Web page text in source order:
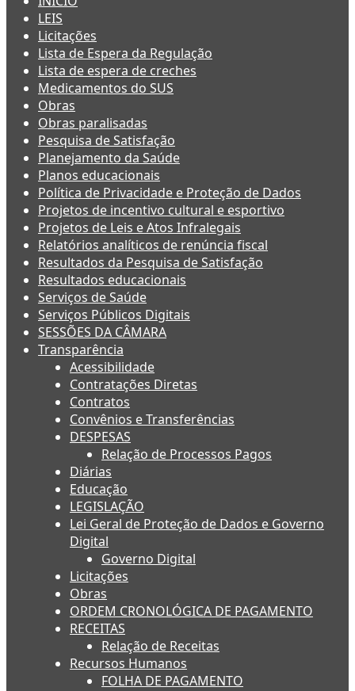
LEIS
Licitações
Lista de Espera da Regulação
Lista de espera de creches
Medicamentos do SUS
Obras
Obras paralisadas
Pesquisa de Satisfação
Planejamento da Saúde
Planos educacionais
Política de Privacidade e Proteção de Dados
Projetos de incentivo cultural e esportivo
Projetos de Leis e Atos Infralegais
Relatórios analíticos de renúncia fiscal
Resultados da Pesquisa de Satisfação
Resultados educacionais
Serviços de Saúde
Serviços Públicos Digitais
SESSÕES DA CÂMARA
Transparência
Acessibilidade
Contratações Diretas
Contratos
Convênios e Transferências
DESPESAS
Relação de Processos Pagos
Diárias
Educação
LEGISLAÇÃO
Lei Geral de Proteção de Dados e Governo
Digital
Governo Digital
Licitações
Obras
ORDEM CRONOLÓGICA DE PAGAMENTO
RECEITAS
Relação de Receitas
Recursos Humanos
FOLHA DE PAGAMENTO